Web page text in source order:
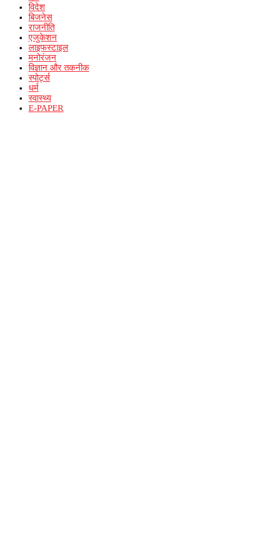
विदेश
बिजनेस
राजनीति
एजुकेशन
लाइफस्टाइल
मनोरंजन
विज्ञान और तकनीक
स्पोर्ट्स
धर्म
स्वास्थ्य
E-PAPER